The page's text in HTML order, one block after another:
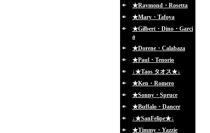
★Raymond・Rosetta
★Mary・Tafoya
★Gilbert・Dino・Garci
a
★Dorene・Calabaza
★Paul・Tenorio
↓★Taos タオス★↓
★Ken・Romero
★Sonny・Spruce
★Buffalo・Dancer
↓★SanFelipe★↓
★Timmy・Yazzie